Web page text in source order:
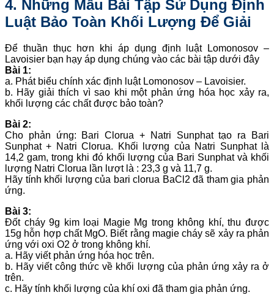
4. Những Mẫu Bài Tập Sử Dụng Định
Luật Bảo Toàn Khối Lượng Để Giải
Để thuần thục hơn khi áp dụng định luật Lomonosov –
Lavoisier bạn hạy áp dụng chúng vào các bài tập dưới đây
Bài 1:
a. Phát biểu chính xác định luật Lomonosov – Lavoisier.
b. Hãy giải thích vì sao khi một phản ứng hóa học xảy ra,
khối lượng các chất được bảo toàn?
Bài 2:
Cho phản ứng: Bari Clorua + Natri Sunphat tạo ra Bari
Sunphat + Natri Clorua. Khối lượng của Natri Sunphat là
14,2 gam, trong khi đó khối lượng của Bari Sunphat và khối
lượng Natri Clorua lần lượt là : 23,3 g và 11,7 g.
Hãy tính khối lượng của bari clorua BaCl2 đã tham gia phản
ứng.
Bài 3:
Đốt cháy 9g kim loại Magie Mg trong không khí, thu được
15g hỗn hợp chất MgO. Biết rằng magie cháy sẽ xảy ra phản
ứng với oxi O2 ở trong không khí.
a. Hãy viết phản ứng hóa học trên.
b. Hãy viết công thức về khối lượng của phản ứng xảy ra ở
trên.
c. Hãy tính khối lượng của khí oxi đã tham gia phản ứng.